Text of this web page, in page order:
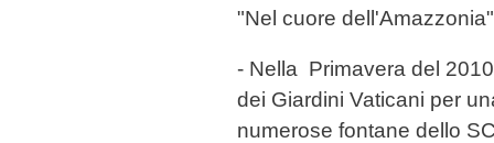
"Nel cuore
- Nella Primavera del
dei Giardini Vaticani per
numerose fontane dello